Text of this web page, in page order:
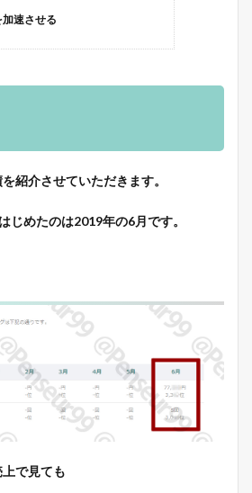
速させる
紹介させていただきます。
じめたのは2019年の6月です。
で見ても